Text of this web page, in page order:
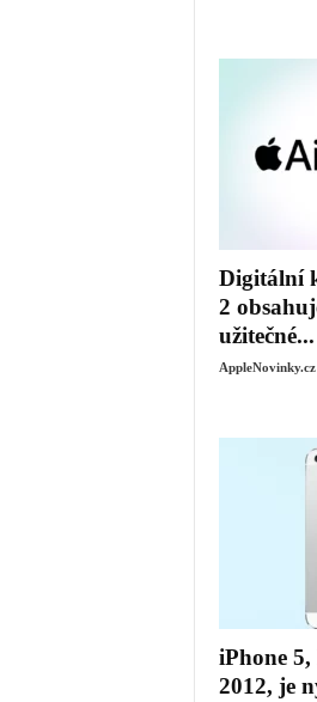
Digitální
2
užitečné...
iPhone
2012, je